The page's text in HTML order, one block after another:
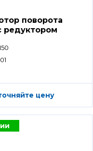
поворота
редуктором
цену